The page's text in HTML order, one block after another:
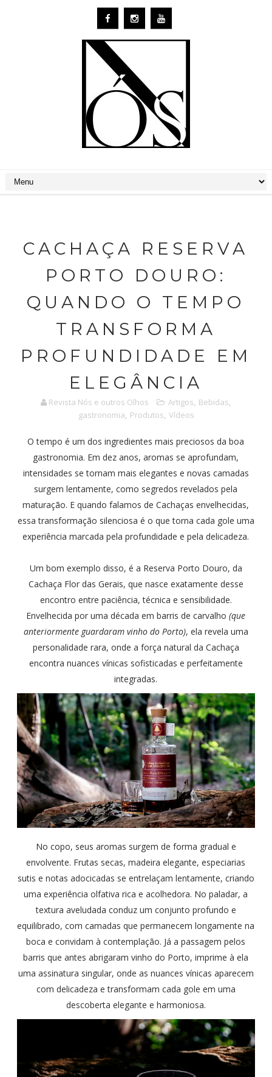
CACHAÇA RESERVA
PORTO DOURO:
QUANDO O TEMPO
TRANSFORMA
PROFUNDIDADE EM
ELEGÂNCIA
Revista Nós e outros Olhos Artigos, Bebidas,
gastronomia, Produtos, Vídeos
O tempo é um dos ingredientes mais preciosos da boa
gastronomia. Em dez anos, aromas se aprofundam,
intensidades se tornam mais elegantes e novas camadas
surgem lentamente, como segredos revelados pela
maturação. E quando falamos de Cachaças envelhecidas,
essa transformação silenciosa é o que torna cada gole uma
experiência marcada pela profundidade e pela delicadeza.
Um bom exemplo disso, é a Reserva Porto Douro, da
Cachaça Flor das Gerais, que nasce exatamente desse
encontro entre paciência, técnica e sensibilidade.
Envelhecida por uma década em barris de carvalho(que
anteriormente guardaram vinho do Porto), ela revela uma
personalidade rara, onde a força natural da Cachaça
encontra nuances vínicas sofisticadas e perfeitamente
integradas.
No copo, seus aromas surgem de forma gradual e
envolvente. Frutas secas, madeira elegante, especiarias
sutis e notas adocicadas se entrelaçam lentamente, criando
uma experiência olfativa rica e acolhedora. No paladar, a
textura aveludada conduz um conjunto profundo e
equilibrado, com camadas que permanecem longamente na
boca e convidam à contemplação. Já a passagem pelos
barris que antes abrigaram vinho do Porto, imprime à ela
uma assinatura singular, onde as nuances vínicas aparecem
com delicadeza e transformam cada gole em uma
descoberta elegante e harmoniosa.